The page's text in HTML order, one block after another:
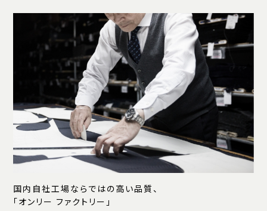
国内自社工場ならではの高い品質、
「オンリー ファクトリー」